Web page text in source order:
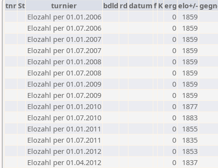
tnrSt turnier bdld rd datumf Kerg elo+/-
Elozahl per 01.01.2006
0
1859
Elozahl per 01.07.2006
0
1859
Elozahl per 01.01.2007
0
1859
Elozahl per 01.07.2007
0
1859
Elozahl per 01.01.2008
0
1859
Elozahl per 01.07.2008
0
1859
Elozahl per 01.01.2009
0
1859
Elozahl per 01.07.2009
0
1859
Elozahl per 01.01.2010
0
1877
Elozahl per 01.07.2010
0
1883
Elozahl per 01.01.2011
0
1855
Elozahl per 01.07.2011
0
1835
Elozahl per 01.01.2012
0
1853
Elozahl per 01.04.2012
0
1837